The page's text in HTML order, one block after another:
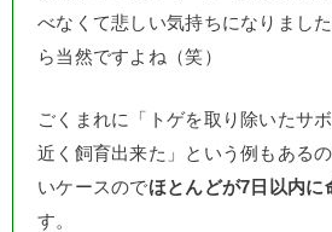
べなくて悲しい気持ちになりまし
ら当然ですよね（笑）
ごくまれに「トゲを取り除いたサ
近く飼育出来た」という例もある
いケースのでほとんどが7日以内に
す。